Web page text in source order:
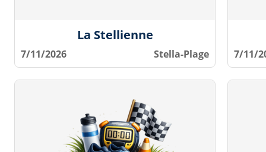
La Stellienne
7/11/2026 Stella-Plage 7/11/